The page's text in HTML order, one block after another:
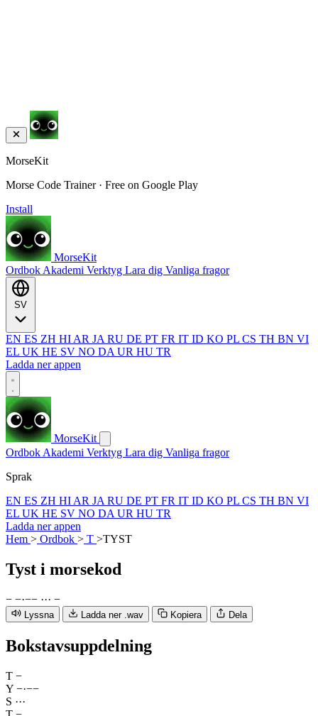
MorseKit
Morse Code Trainer · Free on Google Play
Install
MorseKit
Ordbok Akademi Verktyg Lara dig Vanliga fragor
EN ES ZH HI AR JA RU DE PT FR IT ID KO PL CS TH BN VI
EL UK HE SV NO DA UR HU TR
Ladda ner appen
MorseKit
Ordbok Akademi Verktyg Lara dig Vanliga fragor
Sprak
EN ES ZH HI AR JA RU DE PT FR IT ID KO PL CS TH BN VI
EL UK HE SV NO DA UR HU TR
Ladda ner appen
Hem > Ordbok > T >TYST
Tyst i morsekod
− −·−− ··· −
Lyssna Ladda ner .wav Kopiera Dela
Bokstavsuppdelning
T −
Y −·−−
S ···